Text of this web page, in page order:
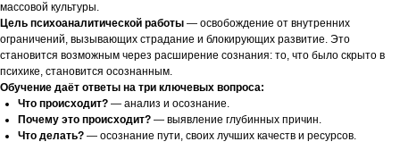
массовой культуры.
Цель психоаналитической работы — освобождение от внутренних
ограничений, вызывающих страдание и блокирующих развитие. Это
становится возможным через расширение сознания: то, что было скрыто в
психике, становится осознанным.
Обучение даёт ответы на три ключевых вопроса:
Что происходит? — анализ и осознание.
Почему это происходит? — выявление глубинных причин.
Что делать? — осознание пути, своих лучших качеств и ресурсов.